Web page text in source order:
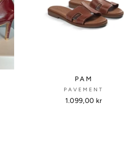
PAM
PAVEMENT
1.099,00 kr